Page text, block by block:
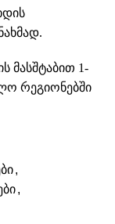
მასშტაბით 1-
რეგიონებში
,
,